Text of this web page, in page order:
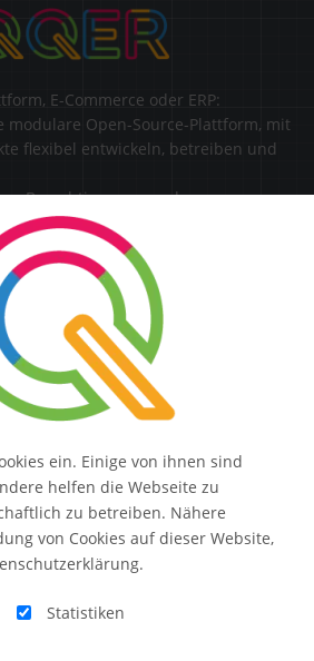
E-Commerce oder ERP:
modulare Open-Source-Plattform, mit
flexibel entwickeln, betreiben und
Berechtigungen und
in einer Lösung.
ein. Einige von ihnen sind
helfen die Webseite zu
zu betreiben. Nähere
von Cookies auf dieser Website,
Statistiken